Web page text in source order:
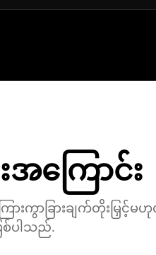
အကြောင်း
ြားကွာခြားချက်တိုးမြှင့်မ
စ်ပါသည်.